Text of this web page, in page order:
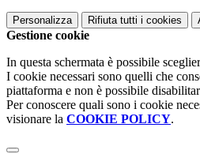
Personalizza Rifiuta tutti i cookies
Gestione cookie
In questa schermata è possibile
I cookie necessari sono quelli che
piattaforma e non è possibile
Per conoscere quali sono i cookie
visionare la COOKIE POLICY.